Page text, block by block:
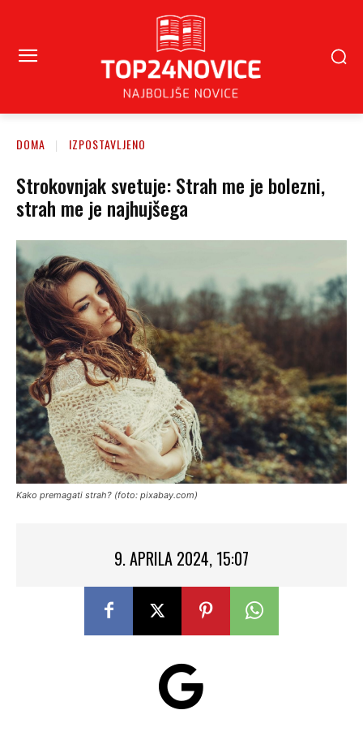
DOMA IZPOSTAVLJENO
Strokovnjak svetuje: Strah me je bolezni,
strah me je najhujšega
Kako premagati strah? (foto: pixabay.com)
9. APRILA 2024, 15:07